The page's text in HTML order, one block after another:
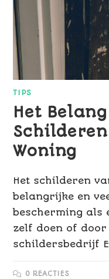
TIPS
Het
Schilderen
Woning
Het schilderen
belangrijke en
bescherming als
zelf doen of
schildersbedrijf
0 REACTIES